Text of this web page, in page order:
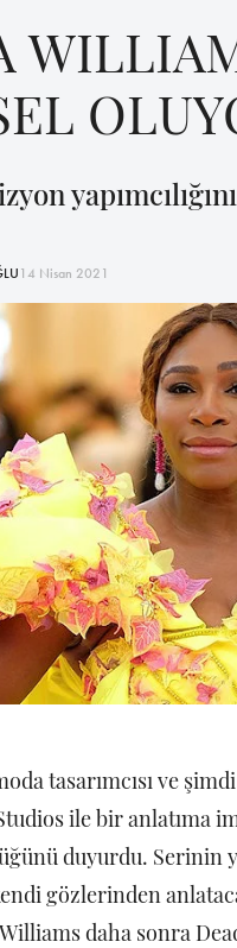
14 Nisan 2021
tasarımcısı ve
ile bir anlatıma
duyurdu. Serinin
gözlerinden
daha sonra